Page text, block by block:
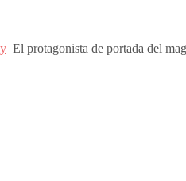
El protagonista de portada del